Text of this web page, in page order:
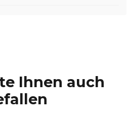
Ihnen auch